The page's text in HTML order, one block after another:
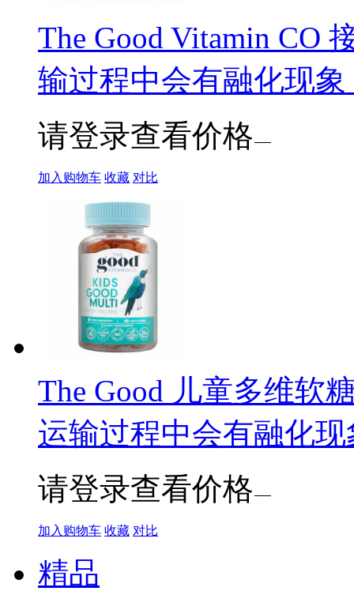
The Good Vitamin CO
输过程中会有融化现
请登录查看价格
加入购物车 收藏 对比
The Good 儿童多维软
运输过程中会有融化
请登录查看价格
加入购物车 收藏 对比
精品